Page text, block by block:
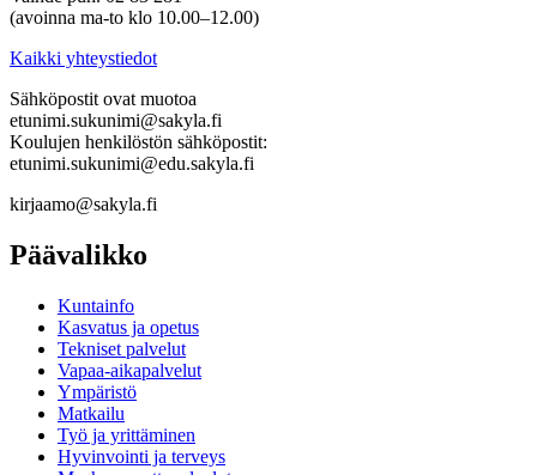
(avoinna ma-to klo 10.00–12.00)
Kaikki yhteystiedot
Sähköpostit ovat muotoa
etunimi.sukunimi@sakyla.fi
Koulujen henkilöstön sähköpostit:
etunimi.sukunimi@edu.sakyla.fi
kirjaamo@sakyla.fi
Päävalikko
Kunta­info
Kasvatus ja opetus
Tekniset palvelut
Vapaa-aika­palvelut
Ympä­ristö
Mat­kailu
Työ ja yrittä­minen
Hyvinvointi ja terveys